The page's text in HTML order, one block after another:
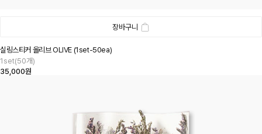
장바구니
실링스티커 올리브 OLIVE (1set-50ea)
1set(50개)
35,000원